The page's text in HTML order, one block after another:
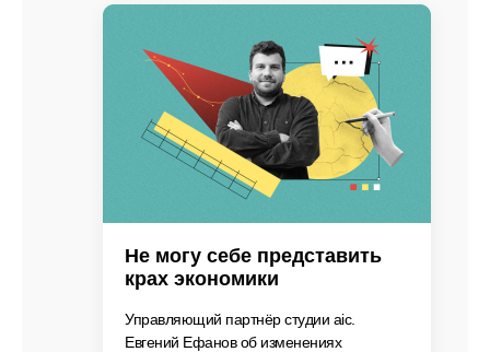
Не могу себе представить
крах экономики
Управляющий партнёр студии aic.
Евгений Ефанов об изменениях